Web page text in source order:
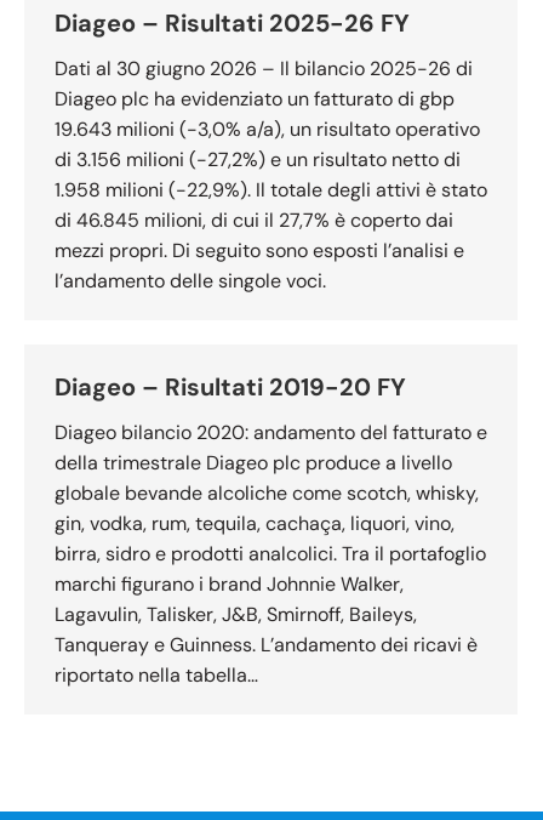
Diageo – Risultati 2025-26 FY
Dati al 30 giugno 2026 – Il bilancio 2025-26 di
Diageo plc ha evidenziato un fatturato di gbp
19.643 milioni (-3,0% a/a), un risultato operativo
di 3.156 milioni (-27,2%) e un risultato netto di
1.958 milioni (-22,9%). Il totale degli attivi è stato
di 46.845 milioni, di cui il 27,7% è coperto dai
mezzi propri. Di seguito sono esposti l’analisi e
l’andamento delle singole voci.
Diageo – Risultati 2019-20 FY
Diageo bilancio 2020: andamento del fatturato e
della trimestrale Diageo plc produce a livello
globale bevande alcoliche come scotch, whisky,
gin, vodka, rum, tequila, cachaça, liquori, vino,
birra, sidro e prodotti analcolici. Tra il portafoglio
marchi figurano i brand Johnnie Walker,
Lagavulin, Talisker, J&B, Smirnoff, Baileys,
Tanqueray e Guinness. L’andamento dei ricavi è
riportato nella tabella…